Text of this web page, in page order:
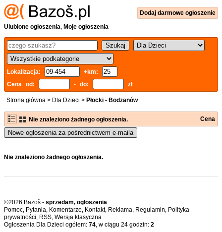
Dodaj darmowe ogłoszenie
Ulubione ogłoszenia, Moje ogłoszenia
Lokalizacja:
+km:
Cena od:
- do: zł
Strona główna > Dla Dzieci > Płocki - Bodzanów
Nie znaleziono żadnego ogłoszenia. Cena
Nowe ogłoszenia za pośrednictwem e-maila
Nie znaleziono żadnego ogłoszenia.
©2026 Bazoš - sprzedam, ogłoszenia
Pomoc, Pytania, Komentarze, Kontakt, Reklama, Regulamin, Polityka
prywatności, RSS,
Ogłoszenia Dla Dzieci ogółem: 74, w ciągu 24 godzin: 2